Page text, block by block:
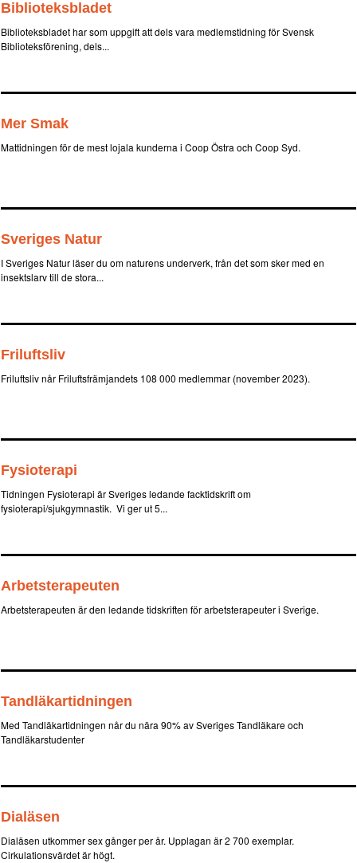
Biblioteksbladet
Biblioteksbladet har som uppgift att dels vara medlemstidning för Svensk
Biblioteksförening, dels...
Mer Smak
Mattidningen för de mest lojala kunderna i Coop Östra och Coop Syd.
Sveriges Natur
I Sveriges Natur läser du om naturens underverk, från det som sker med en
insektslarv till de stora...
Friluftsliv
Friluftsliv når Friluftsfrämjandets 108 000 medlemmar (november 2023).
Fysioterapi
Tidningen Fysioterapi är Sveriges ledande facktidskrift om
fysioterapi/sjukgymnastik. Vi ger ut 5...
Arbetsterapeuten
Arbetsterapeuten är den ledande tidskriften för arbetsterapeuter i Sverige.
Tandläkartidningen
Med Tandläkartidningen når du nära 90% av Sveriges Tandläkare och
Tandläkarstudenter
Dialäsen
Dialäsen utkommer sex gånger per år. Upplagan är 2 700 exemplar.
Cirkulationsvärdet är högt.